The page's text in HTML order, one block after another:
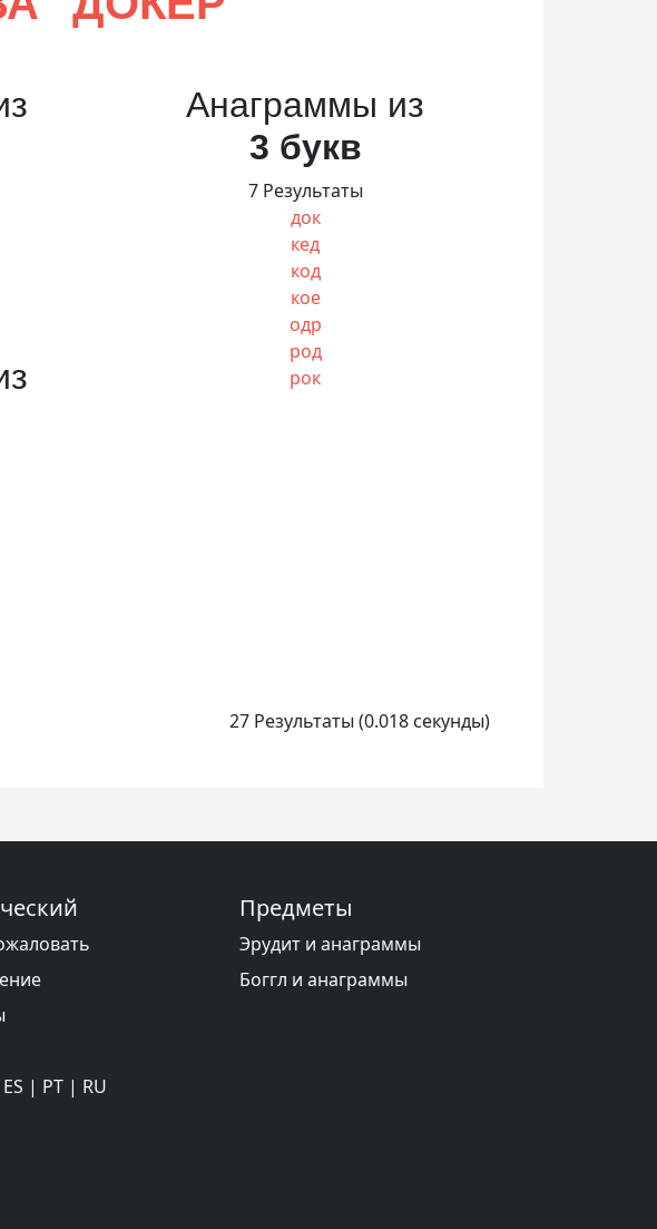
Анаграммы из
3 букв
7 Результаты
док
кед
код
кое
одр
род
рок
27 Результаты (0.018 секунды)
ES | PT | RU
Предметы
Эрудит и анаграммы
Боггл и анаграммы